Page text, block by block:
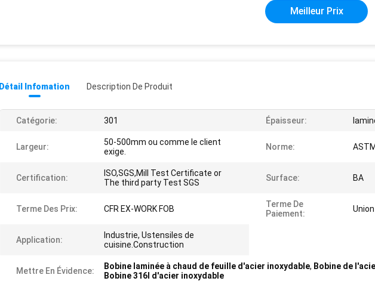
Meilleur Prix
Détail Infomation Description De Produit
Catégorie: 301 Épaisseur:
Largeur:
50-500mm ou comme le client
exige.
Norme:
Certification:
ISO,SGS,Mill Test Certificate or
The third party Test SGS
Surface: BA
Terme Des Prix: CFR EX-WORK FOB
Terme De
Paiement:
Application:
Industrie, Ustensiles de
cuisine.Construction
Mettre En Évidence: Bobine laminée à chaud de feuille d'acier inoxydable, Bobine de
Bobine 316l d'acier inoxydable